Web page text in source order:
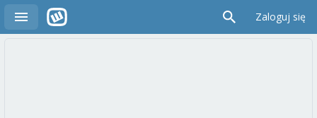
Zaloguj się